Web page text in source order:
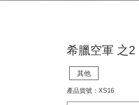
希臘空軍 之2
其他
產品貨號：XS16